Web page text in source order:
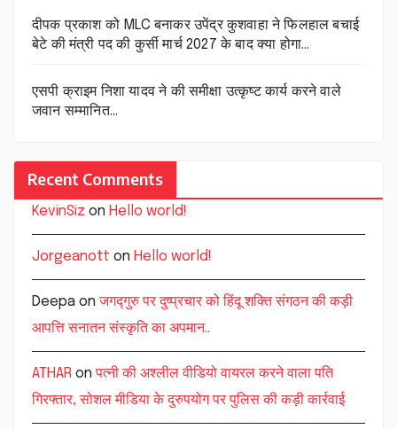
दीपक प्रकाश को MLC बनाकर उपेंद्र कुशवाहा ने फिलहाल बचाई
बेटे की मंत्री पद की कुर्सी मार्च 2027 के बाद क्या होगा…
एसपी क्राइम निशा यादव ने की समीक्षा उत्कृष्ट कार्य करने वाले
जवान सम्मानित…
Recent Comments
KevinSiz on Hello world!
Jorgeanott on Hello world!
Deepa onजगद्गुरु पर दुष्प्रचार को हिंदू शक्ति संगठन की कड़ी
आपत्ति सनातन संस्कृति का अपमान..
ATHAR onपत्नी की अश्लील वीडियो वायरल करने वाला पति
गिरफ्तार, सोशल मीडिया के दुरुपयोग पर पुलिस की कड़ी कार्रवाई